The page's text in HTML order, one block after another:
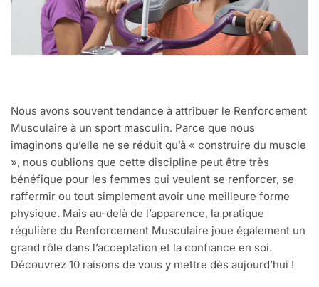
Nous avons souvent tendance à attribuer le Renforcement
Musculaire à un sport masculin. Parce que nous
imaginons qu’elle ne se réduit qu’à « construire du muscle
», nous oublions que cette discipline peut être très
bénéfique pour les femmes qui veulent se renforcer, se
raffermir ou tout simplement avoir une meilleure forme
physique. Mais au-delà de l’apparence, la pratique
régulière du Renforcement Musculaire joue également un
grand rôle dans l’acceptation et la confiance en soi.
Découvrez 10 raisons de vous y mettre dès aujourd’hui !